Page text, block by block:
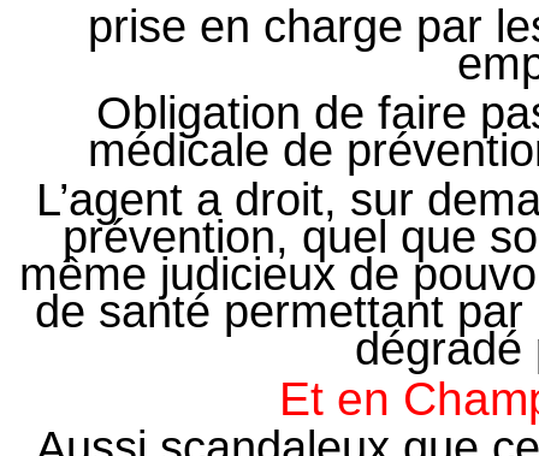
prise en charge par
Obligation de faire
médicale de
L’agent a droit, sur
prévention, quel que
même judicieux de
de santé permettant par
dégradé
Et en